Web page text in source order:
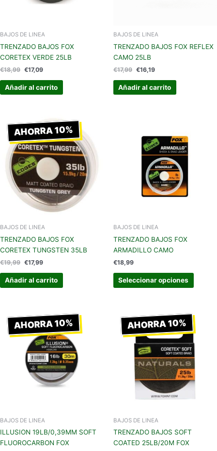
BAJOS DE LINEA
TRENZADO BAJOS FOX
CORETEX VERDE 25LB
€18,99 €17,09
Añadir al carrito
BAJOS DE LINEA
TRENZADO BAJOS FOX REFLEX
CAMO 25LB
€17,99 €16,19
Añadir al carrito
AHORRA 10%
BAJOS DE LINEA
TRENZADO BAJOS FOX
CORETEX TUNGSTEN 35LB
€19,99
precio
original
era:
€19,99.
€17,99
precio
actual
es:
€17,99.
Añadir al carrito
BAJOS DE LINEA
TRENZADO BAJOS FOX
ARMADILLO CAMO
€18,99
Seleccionar opciones
AHORRA 10%
BAJOS DE LINEA
ILLUSION 19LB/0,39MM SOFT
FLUOROCARBON FOX
precio
original
era:
€9,99.
precio
actual
es:
€8,99.
AHORRA 10%
BAJOS DE LINEA
TRENZADO BAJOS SOFT
COATED 25LB/20M FOX
precio
original
era:
€18,99.
precio
actual
es:
€17,09.